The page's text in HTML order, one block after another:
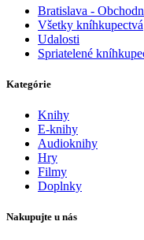
Bratislava -
Všetky kníhkupectvá
Udalosti
Spriatelené
Kategórie
Knihy
E-knihy
Audioknihy
Hry
Filmy
Doplnky
Nakupujte u nás